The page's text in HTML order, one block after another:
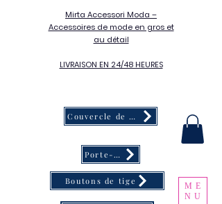
Mirta Accessori Moda –
Accessoires de mode en gros et
au détail
LIVRAISON EN 24/48 HEURES
ME
NU
Couvercle de bouton
Porte-clés
Boutons de tige